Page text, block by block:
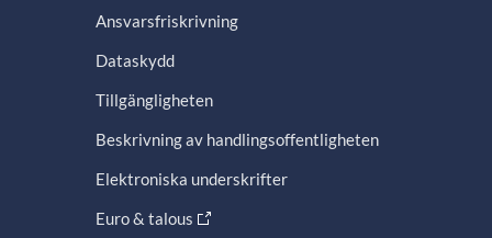
Ansvarsfriskrivning
Dataskydd
Tillgängligheten
Beskrivning av handlingsoffentligheten
Elektroniska underskrifter
Euro & talous